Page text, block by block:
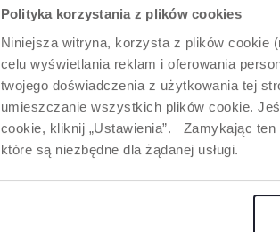
Polityka korzystania z plików cookies
Niniejsza witryna, korzysta z plików cookie
celu wyświetlania reklam i oferowania
twojego doświadczenia z użytkowania tej
umieszczanie wszystkich plików cookie.
cookie, kliknij „Ustawienia”. Zamykając
które są niezbędne dla żądanej usługi.
PHYSIOFORMA®
DOSTĘPNA WYŁĄCZNIE
W CHICCO
PhysioForma® to wyjątkowy
kształt wszystkich smoczków